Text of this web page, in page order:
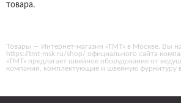
товара.
Товары — Интернет-магазин «ТМТ» в Москве. Вы
https://tmt-msk.ru/shop/ официального сайта
«ТМТ» предлагает швейное оборудование от
компаний, комплектующие и швейную фурнитуру